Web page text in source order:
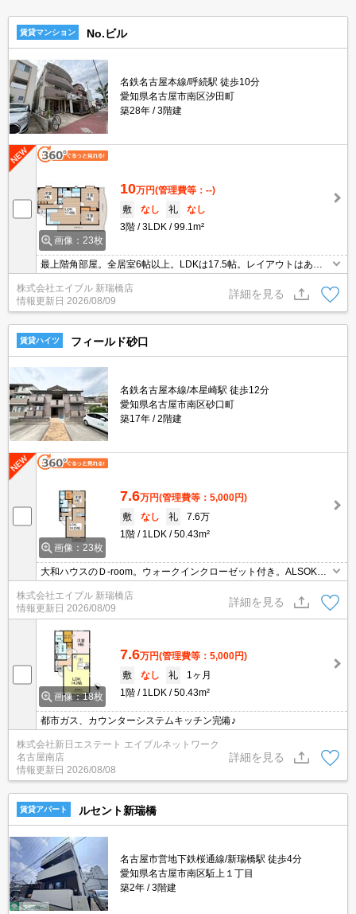
賃貸マンション No.ビル
名鉄名古屋本線/呼続駅 徒歩10分
愛知県名古屋市南区汐田町
築28年
3階建
画像：23枚
10万円(管理費等：--)
敷
なし 礼
なし
3階
3LDK 99.1m²
最上階角部屋。全居室6帖以上。LDKは17.5帖。レイアウトはあな
た次第。システムキッチンをお好みの方に。浴室乾燥機付。追い焚
き機能付きバス。
株式会社エイブル 新瑞橋店
情報更新日 2026/08/09
詳細を見る
賃貸ハイツ フィールド砂口
名鉄名古屋本線/本星崎駅 徒歩12分
愛知県名古屋市南区砂口町
築17年
2階建
画像：23枚
7.6万円(管理費等：5,000円)
敷
なし 礼
7.6万
1階
1LDK 50.43m²
大和ハウスのＤ-room。ウォークインクローゼット付き。ALSOKセ
キュリティー付き。シャッター式雨戸付き。振り分けタイプの使い
やすい間取り。光インターネット無料使い放題最大2Gbps。
株式会社エイブル 新瑞橋店
情報更新日 2026/08/09
詳細を見る
画像：18枚
7.6万円(管理費等：5,000円)
敷
なし 礼
1ヶ月
1階
1LDK 50.43m²
都市ガス、カウンターシステムキッチン完備♪
株式会社新日エステート エイブルネットワーク
名古屋南店
情報更新日 2026/08/08
詳細を見る
賃貸アパート ルセント新瑞橋
名古屋市営地下鉄桜通線/新瑞橋駅 徒歩4分
愛知県名古屋市南区駈上１丁目
築2年
3階建